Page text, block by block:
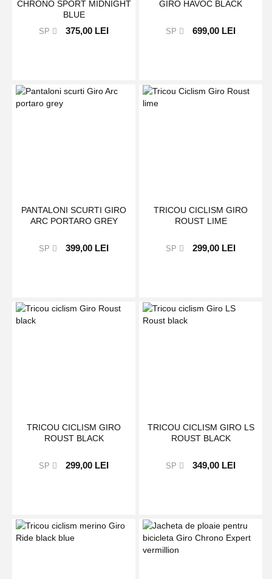
CHRONO SPORT MIDNIGHT
BLUE
SP 375,00 LEI
GIRO HAVOC BLACK
SP 699,00 LEI
PANTALONI SCURTI GIRO
ARC PORTARO GREY
SP 399,00 LEI
TRICOU CICLISM GIRO
ROUST LIME
SP 299,00 LEI
TRICOU CICLISM GIRO
ROUST BLACK
SP 299,00 LEI
TRICOU CICLISM GIRO LS
ROUST BLACK
SP 349,00 LEI